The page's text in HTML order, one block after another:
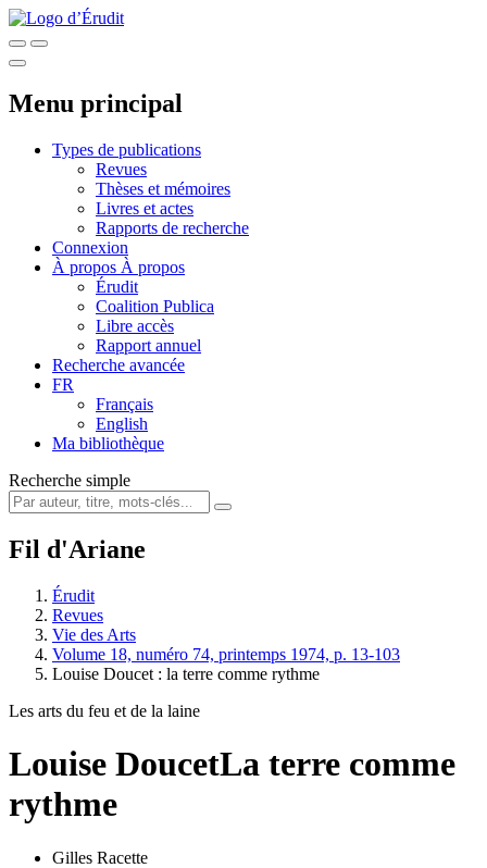
Menu principal
Types de publications
Revues
Thèses et mémoires
Livres et actes
Rapports de recherche
Connexion
À propos À propos
Érudit
Coalition Publica
Libre accès
Rapport annuel
Recherche avancée
FR
Français
English
Ma bibliothèque
Recherche simple
Fil d'Ariane
Érudit
Revues
Vie des Arts
Volume 18, numéro 74, printemps 1974, p. 13-103
Louise Doucet : la terre comme rythme
Les arts du feu et de la laine
Louise DoucetLa terre comme
rythme
Gilles Racette